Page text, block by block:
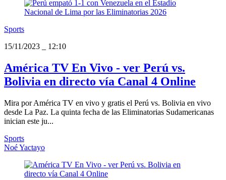
Sports
15/11/2023
12:10
América TV En Vivo - ver Perú vs.
Bolivia en directo vía Canal 4 Online
Mira por América TV en vivo y gratis el Perú vs. Bolivia en vivo
desde La Paz. La quinta fecha de las Eliminatorias Sudamericanas
inician este ju...
Sports
Noé Yactayo